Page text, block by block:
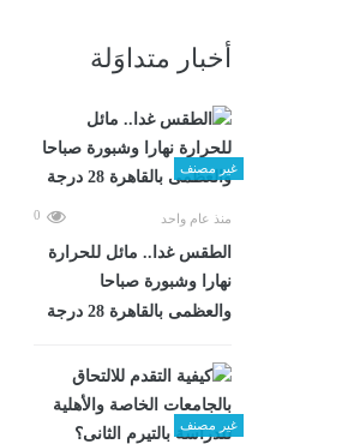
أخبار متداوَلة
غير مصنف
منذ عام واحد 0
الطقس غدا.. مائل للحرارة
نهارا وشبورة صباحا
والعظمى بالقاهرة 28 درجة
غير مصنف